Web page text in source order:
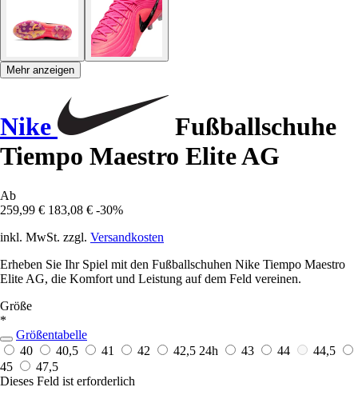
Mehr anzeigen
Nike
Fußballschuhe
Tiempo Maestro Elite AG
Ab
259,99 € 183,08 € -30%
inkl. MwSt. zzgl. Versandkosten
Erheben Sie Ihr Spiel mit den Fußballschuhen Nike Tiempo Maestro
Elite AG, die Komfort und Leistung auf dem Feld vereinen.
Größe
*
Größentabelle
40
40,5 41 42 42,5 24h 43 44
44,5
45
47,5
Dieses Feld ist erforderlich